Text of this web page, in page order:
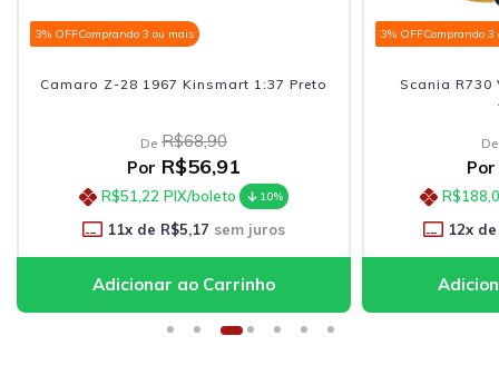
3% OFFComprando 3 ou mais
Camaro Z-28 1967 Kinsmart 1:37 Preto
De R$68,90
Por R$56,91
R$51,22 PIX/boleto 10%
11x de R$5,17 sem juros
3% OFFComprando 3
Scania R730
De
Por
12x de